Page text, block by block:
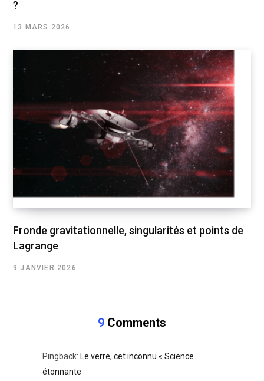
?
13 MARS 2026
Fronde gravitationnelle, singularités et points de
Lagrange
9 JANVIER 2026
9 Comments
Pingback: Le verre, cet inconnu « Science
étonnante